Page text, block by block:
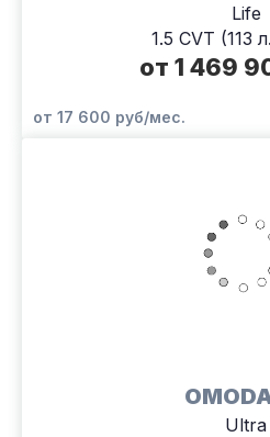
Life
1.5 CVT (113
от 1 469
от 17 600 руб/мес.
Ultra